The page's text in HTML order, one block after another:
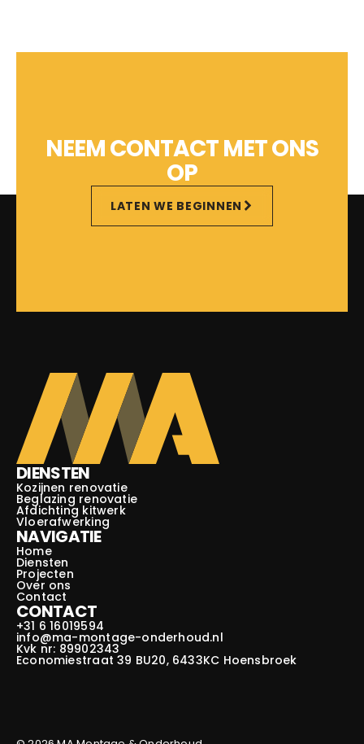
NEEM CONTACT MET ONS
OP
LATEN WE BEGINNEN
DIENSTEN
Kozijnen renovatie
Beglazing renovatie
Afdichting kitwerk
Vloerafwerking
NAVIGATIE
Home
Diensten
Projecten
Over ons
Contact
CONTACT
+31 6 16019594
info@ma-montage-onderhoud.nl
Kvk nr: 89902343
Economiestraat 39 BU20, 6433KC Hoensbroek